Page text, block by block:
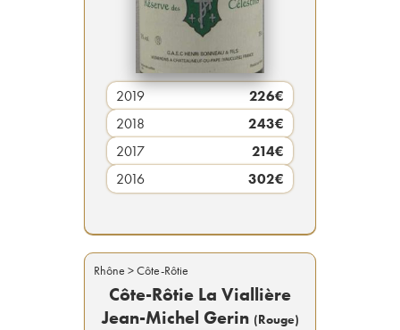
2019 226€
2018
243€
2017
214€
2016
302€
Rhône > Côte-Rôtie
Côte-Rôtie La Viallière
Jean-Michel Gerin (Rouge)